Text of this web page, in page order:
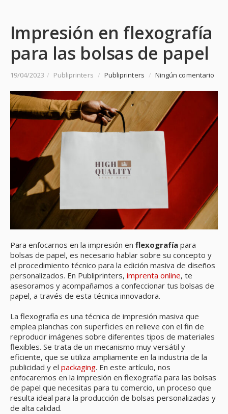
Impresión en flexografía
para las bolsas de papel
19/04/2023 / Publiprinters / Publiprinters / Ningún comentario
Para enfocarnos en la impresión en flexografía para
bolsas de papel, es necesario hablar sobre su concepto y
el procedimiento técnico para la edición masiva de diseños
personalizados. En Publiprinters, imprenta online, te
asesoramos y acompañamos a confeccionar tus bolsas de
papel, a través de esta técnica innovadora.
La flexografía es una técnica de impresión masiva que
emplea planchas con superficies en relieve con el fin de
reproducir imágenes sobre diferentes tipos de materiales
flexibles. Se trata de un mecanismo muy versátil y
eficiente, que se utiliza ampliamente en la industria de la
publicidad y el packaging. En este artículo, nos
enfocaremos en la impresión en flexografía para las bolsas
de papel que necesitas para tu comercio, un proceso que
resulta ideal para la producción de bolsas personalizadas y
de alta calidad.